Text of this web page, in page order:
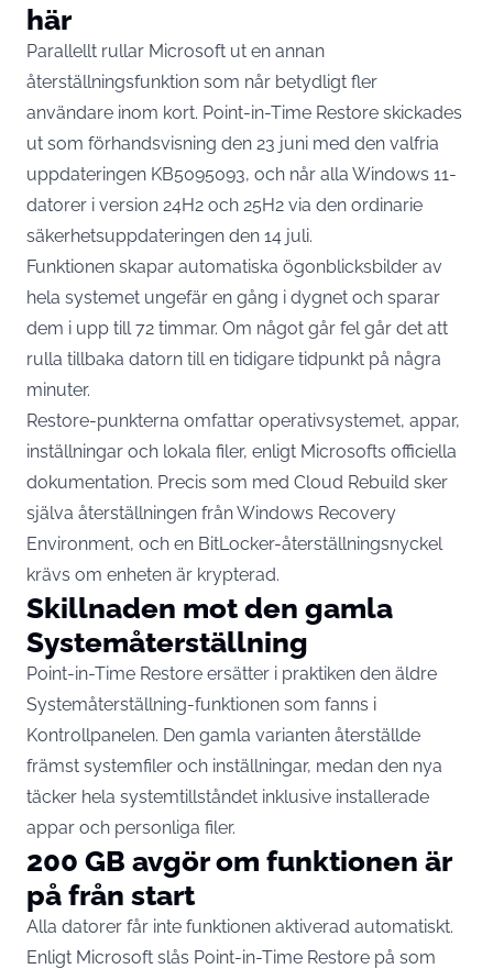
här
Parallellt rullar Microsoft ut en annan
återställningsfunktion som når betydligt fler
användare inom kort. Point-in-Time Restore skickades
ut som förhandsvisning den 23 juni med den valfria
uppdateringen KB5095093, och når alla Windows 11-
datorer i version 24H2 och 25H2 via den ordinarie
säkerhetsuppdateringen den 14 juli.
Funktionen skapar automatiska ögonblicksbilder av
hela systemet ungefär en gång i dygnet och sparar
dem i upp till 72 timmar. Om något går fel går det att
rulla tillbaka datorn till en tidigare tidpunkt på några
minuter.
Restore-punkterna omfattar operativsystemet, appar,
inställningar och lokala filer, enligt Microsofts officiella
dokumentation. Precis som med Cloud Rebuild sker
själva återställningen från Windows Recovery
Environment, och en BitLocker-återställningsnyckel
krävs om enheten är krypterad.
Skillnaden mot den gamla
Systemåterställning
Point-in-Time Restore ersätter i praktiken den äldre
Systemåterställning-funktionen som fanns i
Kontrollpanelen. Den gamla varianten återställde
främst systemfiler och inställningar, medan den nya
täcker hela systemtillståndet inklusive installerade
appar och personliga filer.
200 GB avgör om funktionen är
på från start
Alla datorer får inte funktionen aktiverad automatiskt.
Enligt Microsoft slås Point-in-Time Restore på som